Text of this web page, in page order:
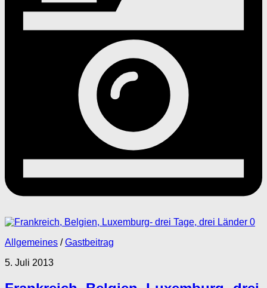
0
Allgemeines /Gastbeitrag
5. Juli 2013